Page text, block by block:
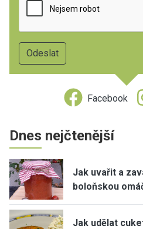
Facebook
Dnes nejčtenější
Jak uvařit a
boloňskou
Jak udělat